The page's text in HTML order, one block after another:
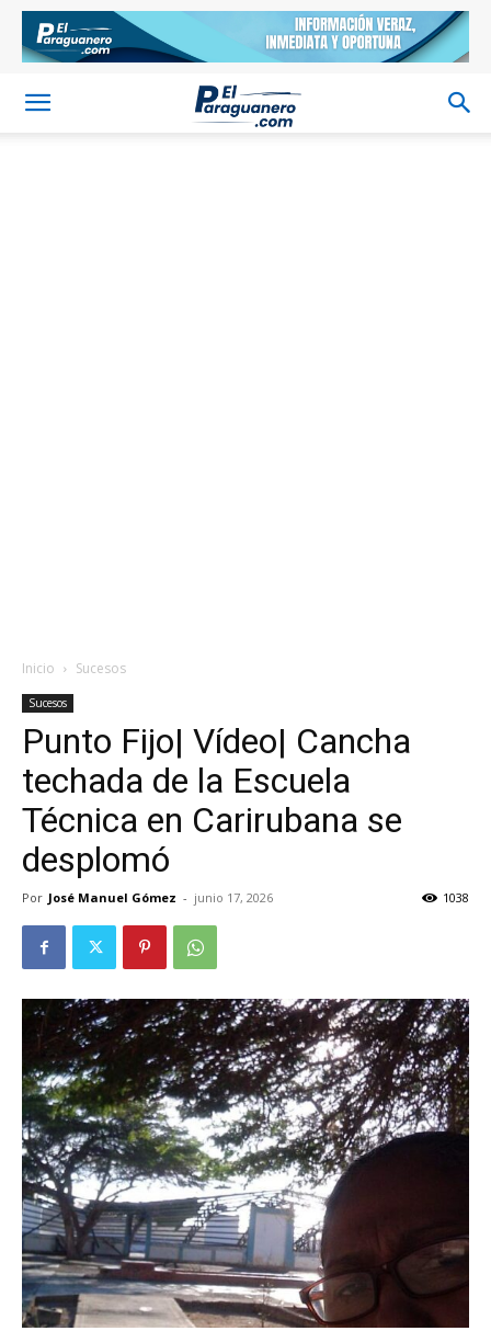
Inicio Sucesos
Sucesos
Punto Fijo| Vídeo| Cancha
techada de la Escuela
Técnica en Carirubana se
desplomó
Por José Manuel Gómez - junio 17, 2026 1038